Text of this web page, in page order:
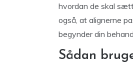
hvordan de skal
også, at alignerne
begynder din
Sådan